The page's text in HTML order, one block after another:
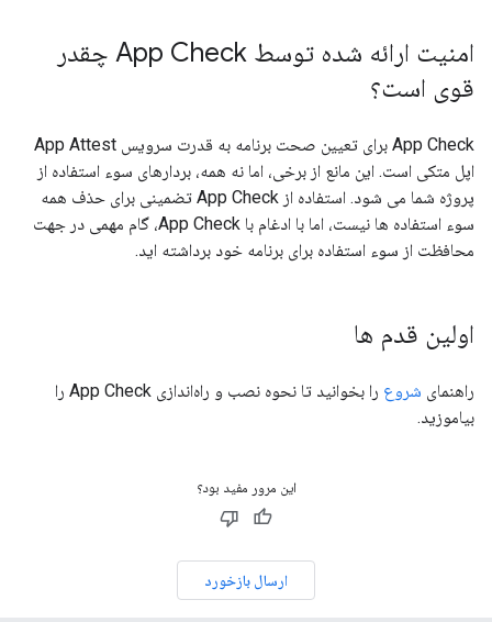
امنیت ارائه شده توسط App Check چقدر
قوی است؟
App Check برای تعیین صحت برنامه به قدرت سرویس App Attest
اپل متکی است. این مانع از برخی، اما نه همه، بردارهای سوء استفاده از
پروژه شما می شود. استفاده از App Check تضمینی برای حذف همه
سوء استفاده ها نیست، اما با ادغام با App Check، گام مهمی در جهت
محافظت از سوء استفاده برای برنامه خود برداشته اید.
اولین قدم ها
راهنمای شروع
را بخوانید تا نحوه نصب و راه‌اندازی App Check را
بیاموزید.
این مرور مفید بود؟
ارسال بازخورد